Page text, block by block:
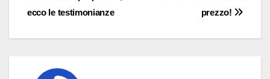
articoli
prezzo!
ecco le testimonianze